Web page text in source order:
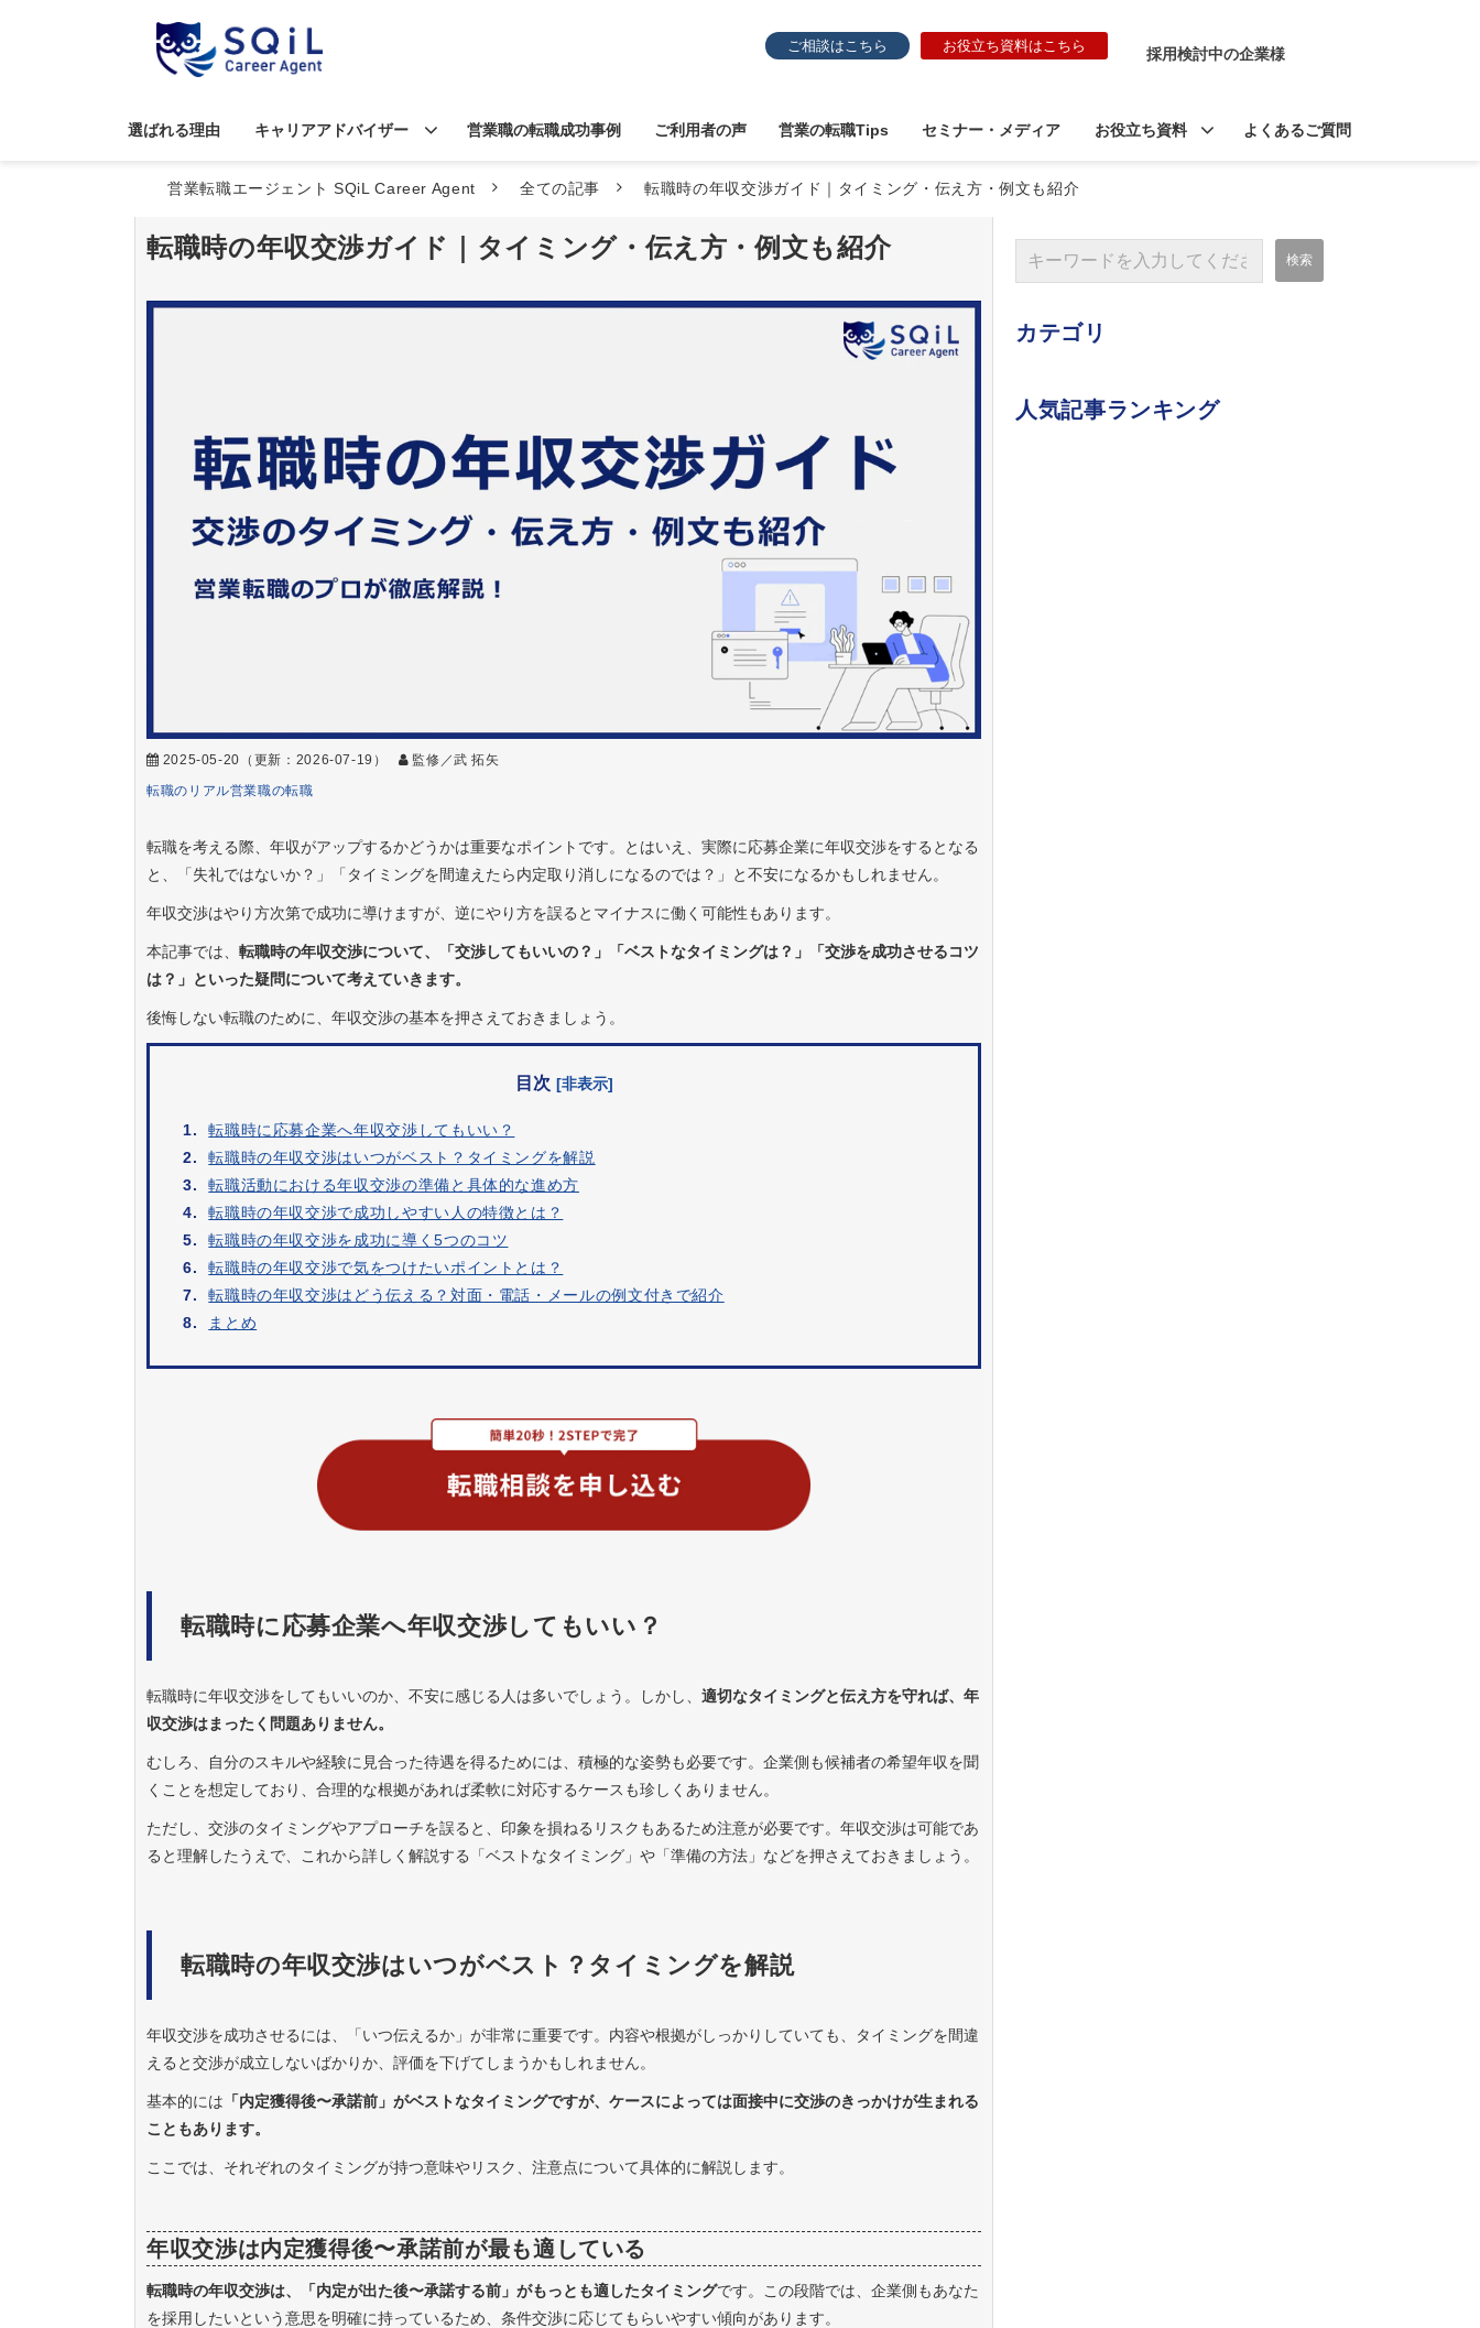
ご相談はこちら お役立ち資料はこちら 採用検討中の企業様
選ばれる理由 キャリアアドバイザー 営業職の転職成功事例 ご利用者の声 営業の転職Tips セミナー・メディア お役立ち資料 よくあるご質問
営業転職エージェント SQiL Career Agent 全ての記事 転職時の年収交渉ガイド｜タイミング・伝え方・例文も紹介
転職時の年収交渉ガイド｜タイミング・伝え方・例文も紹介
2025-05-20 （更新： 2026-07-19 ）
監修／武 拓矢
転職のリアル営業職の転職
転職を考える際、年収がアップするかどうかは重要なポイントです。とはいえ、実際に応募企業に年収交渉をするとなる
と、「失礼ではないか？」「タイミングを間違えたら内定取り消しになるのでは？」と不安になるかもしれません。
年収交渉はやり方次第で成功に導けますが、逆にやり方を誤るとマイナスに働く可能性もあります。
本記事では、 転職時の年収交渉について、「交渉してもいいの？」「ベストなタイミングは？」「交渉を成功させるコツ
は？」といった疑問について考えていきます。
後悔しない転職のために、年収交渉の基本を押さえておきましょう。
目次 [非表示]
1.
転職時に応募企業へ年収交渉してもいい？
2.
転職時の年収交渉はいつがベスト？タイミングを解説
3.
転職活動における年収交渉の準備と具体的な進め方
4.
転職時の年収交渉で成功しやすい人の特徴とは？
5.
転職時の年収交渉を成功に導く5つのコツ
6.
転職時の年収交渉で気をつけたいポイントとは？
7.
転職時の年収交渉はどう伝える？対面・電話・メールの例文付きで紹介
8.
まとめ
転職時に応募企業へ年収交渉してもいい？
転職時に年収交渉をしてもいいのか、不安に感じる人は多いでしょう。しかし、 適切なタイミングと伝え方を守れば、年
収交渉はまったく問題ありません。
むしろ、自分のスキルや経験に見合った待遇を得るためには、積極的な姿勢も必要です。企業側も候補者の希望年収を聞
くことを想定しており、合理的な根拠があれば柔軟に対応するケースも珍しくありません。
ただし、交渉のタイミングやアプローチを誤ると、印象を損ねるリスクもあるため注意が必要です。年収交渉は可能であ
ると理解したうえで、これから詳しく解説する「ベストなタイミング」や「準備の方法」などを押さえておきましょう。
転職時の年収交渉はいつがベスト？タイミングを解説
年収交渉を成功させるには、「いつ伝えるか」が非常に重要です。内容や根拠がしっかりしていても、タイミングを間違
えると交渉が成立しないばかりか、評価を下げてしまうかもしれません。
基本的には 「内定獲得後〜承諾前」がベストなタイミングですが、ケースによっては面接中に交渉のきっかけが生まれる
こともあります。
ここでは、それぞれのタイミングが持つ意味やリスク、注意点について具体的に解説します。
年収交渉は内定獲得後〜承諾前が最も適している
転職時の年収交渉は、「内定が出た後〜承諾する前」がもっとも適したタイミングです。この段階では、企業側もあなた
を採用したいという意思を明確に持っているため、条件交渉に応じてもらいやすい傾向があります。
カテゴリ
人気記事ランキング